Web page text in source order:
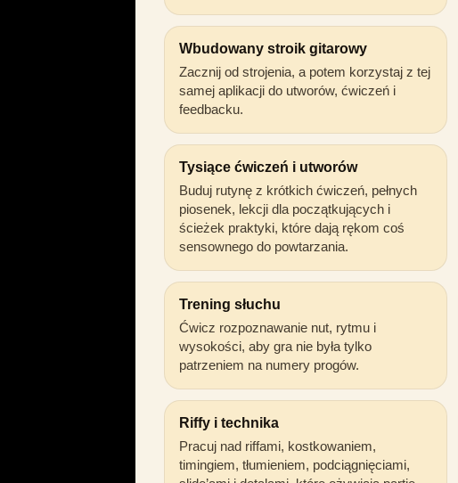
Wbudowany stroik gitarowy
Zacznij od strojenia, a potem korzystaj z tej
samej aplikacji do utworów, ćwiczeń i
feedbacku.
Tysiące ćwiczeń i utworów
Buduj rutynę z krótkich ćwiczeń, pełnych
piosenek, lekcji dla początkujących i
ścieżek praktyki, które dają rękom coś
sensownego do powtarzania.
Trening słuchu
Ćwicz rozpoznawanie nut, rytmu i
wysokości, aby gra nie była tylko
patrzeniem na numery progów.
Riffy i technika
Pracuj nad riffami, kostkowaniem,
timingiem, tłumieniem, podciągnięciami,